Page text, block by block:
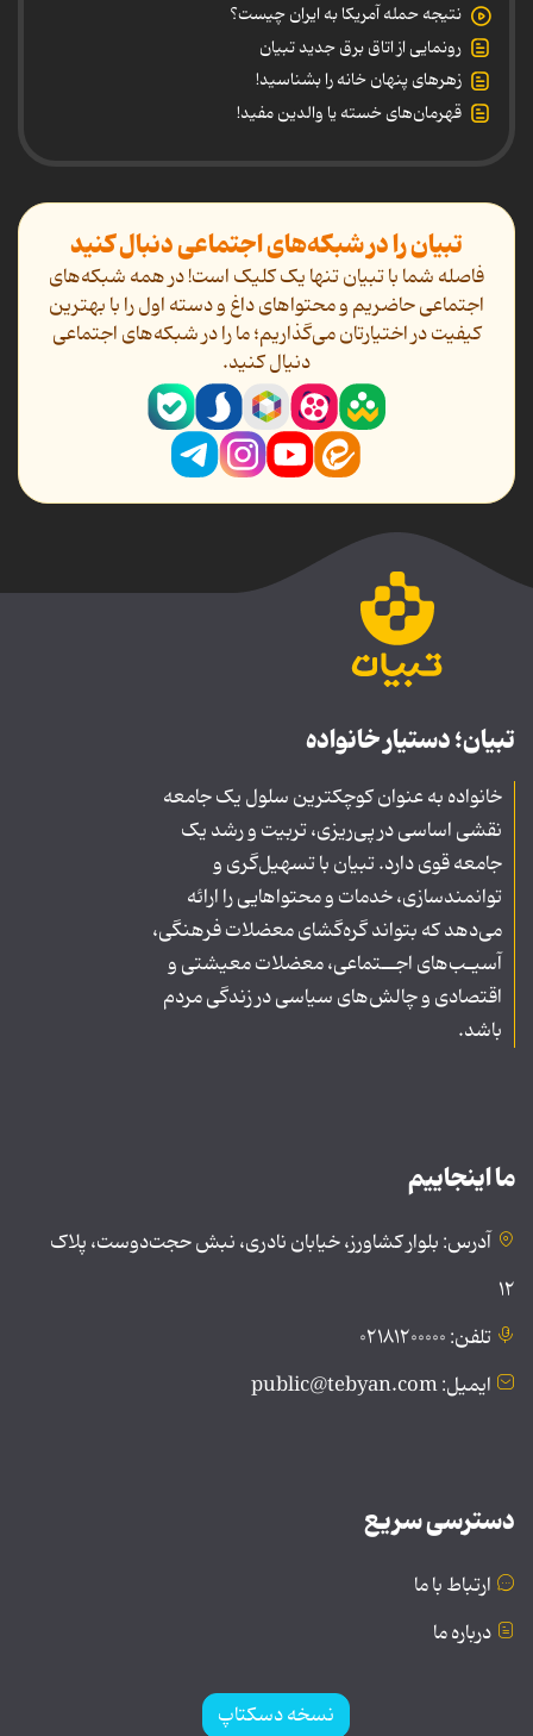
نتیجه حمله آمریکا به ایران چیست؟
رونمایی از اتاق برق جدید تبیان
زهرهای پنهان خانه را بشناسید!
قهرمان‌های خسته یا والدین مفید!
تبیان را در شبکه‌های اجتماعی دنبال کنید
فاصله شما با تبیان تنها یک کلیک است! در همه شبکه‌های
اجتماعی حاضریم و محتواهای داغ و دسته اول را با بهترین
کیفیت در اختیارتان می‌گذاریم؛ ما را در شبکه‌های اجتماعی
دنیال کنید.
تبیان؛ دستیار خانواده
خانواده به عنوان کوچکترین سلول یک جامعه
نقشی اساسی در پی‌ریزی، تربیت و رشد یک
جامعه قوی دارد. تبیان با تسهیل‌گری و
توانمندسازی، خدمات و محتواهایی را ارائه
می‌دهد که بتواند گره‌گشای معضلات فرهنگی،
آسیـب‌های اجــتماعی، معضلات معیشتی و
اقتصادی و چالش‌های سیاسی در زندگی مردم
باشد.
ما اینجاییم
آدرس: بلوار کشاورز، خیابان نادری، نبش حجت‌دوست، پلاک
۱۲
تلفن: ۰۲۱۸۱۲۰۰۰۰۰
ایمیل: public@tebyan.com
دسترسی سریع
ارتباط با ما
درباره ما
نسخه دسکتاپ